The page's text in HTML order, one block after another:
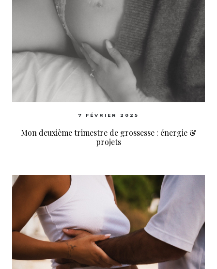
7 FÉVRIER 2025
Mon deuxième trimestre de grossesse : énergie &
projets